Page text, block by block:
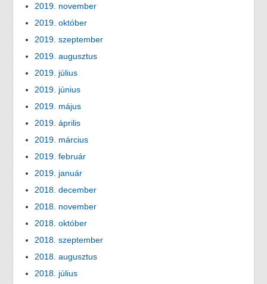
2019. november
2019. október
2019. szeptember
2019. augusztus
2019. július
2019. június
2019. május
2019. április
2019. március
2019. február
2019. január
2018. december
2018. november
2018. október
2018. szeptember
2018. augusztus
2018. július